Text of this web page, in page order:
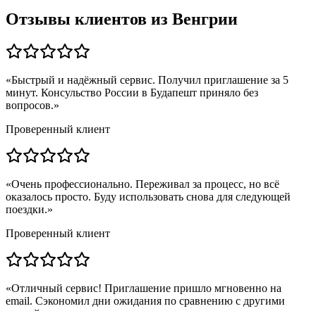
Отзывы клиентов из Венгрии
«Быстрый и надёжный сервис. Получил приглашение за 5
минут. Консульство России в Будапешт приняло без
вопросов.»
Проверенный клиент
«Очень профессионально. Переживал за процесс, но всё
оказалось просто. Буду использовать снова для следующей
поездки.»
Проверенный клиент
«Отличный сервис! Приглашение пришло мгновенно на
email. Сэкономил дни ожидания по сравнению с другими